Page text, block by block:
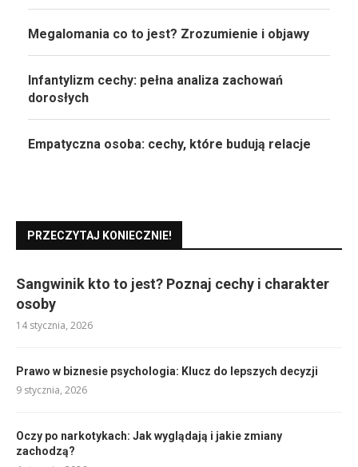
Megalomania co to jest? Zrozumienie i objawy
Infantylizm cechy: pełna analiza zachowań
dorosłych
Empatyczna osoba: cechy, które budują relacje
PRZECZYTAJ KONIECZNIE!
Sangwinik kto to jest? Poznaj cechy i charakter
osoby
14 stycznia, 2026
Prawo w biznesie psychologia: Klucz do lepszych decyzji
9 stycznia, 2026
Oczy po narkotykach: Jak wyglądają i jakie zmiany
zachodzą?